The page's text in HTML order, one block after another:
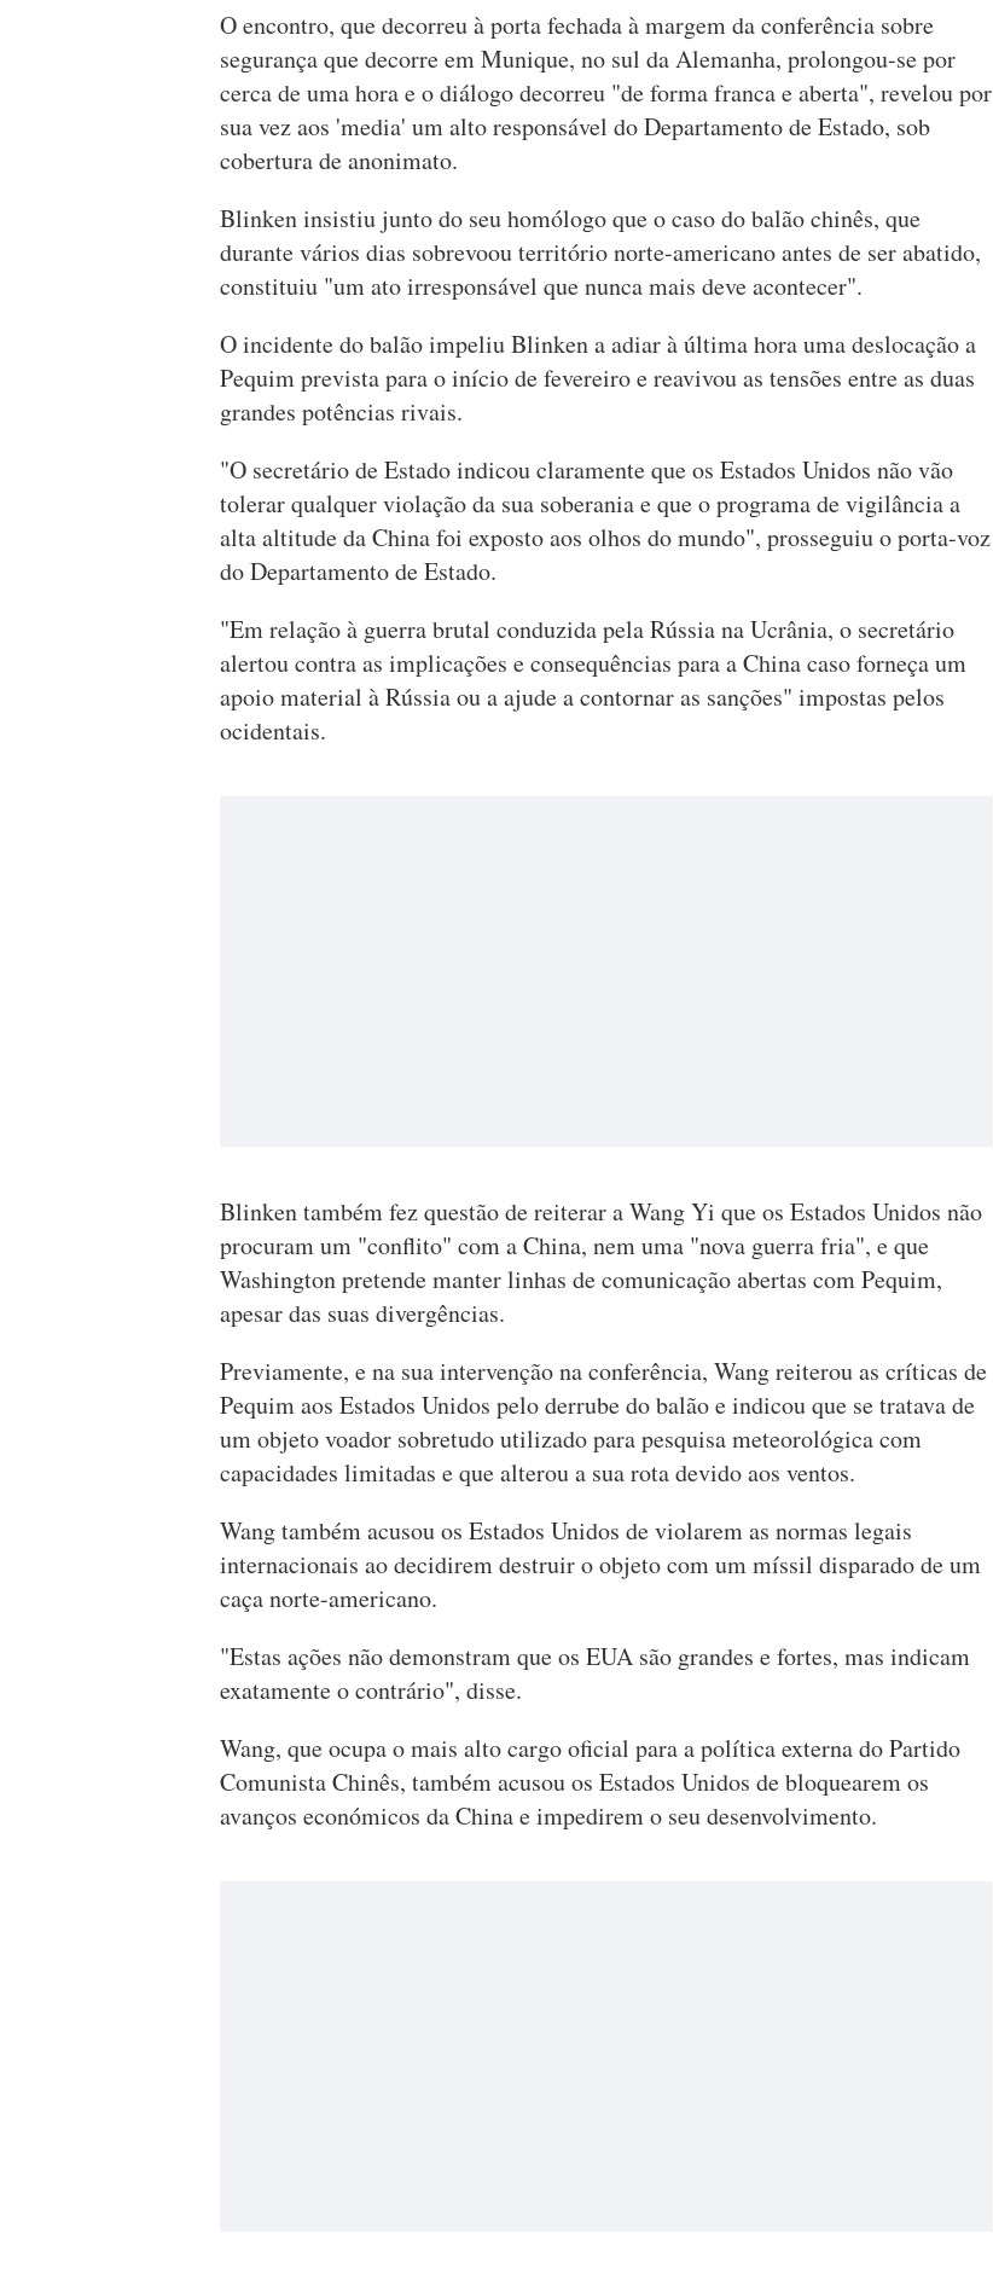
O encontro, que decorreu à porta fechada à margem da conferência sobre
segurança que decorre em Munique, no sul da Alemanha, prolongou-se por
cerca de uma hora e o diálogo decorreu "de forma franca e aberta", revelou por
sua vez aos 'media' um alto responsável do Departamento de Estado, sob
cobertura de anonimato.
Blinken insistiu junto do seu homólogo que o caso do balão chinês, que
durante vários dias sobrevoou território norte-americano antes de ser abatido,
constituiu "um ato irresponsável que nunca mais deve acontecer".
O incidente do balão impeliu Blinken a adiar à última hora uma deslocação a
Pequim prevista para o início de fevereiro e reavivou as tensões entre as duas
grandes potências rivais.
"O secretário de Estado indicou claramente que os Estados Unidos não vão
tolerar qualquer violação da sua soberania e que o programa de vigilância a
alta altitude da China foi exposto aos olhos do mundo", prosseguiu o porta-voz
do Departamento de Estado.
"Em relação à guerra brutal conduzida pela Rússia na Ucrânia, o secretário
alertou contra as implicações e consequências para a China caso forneça um
apoio material à Rússia ou a ajude a contornar as sanções" impostas pelos
ocidentais.
Blinken também fez questão de reiterar a Wang Yi que os Estados Unidos não
procuram um "conflito" com a China, nem uma "nova guerra fria", e que
Washington pretende manter linhas de comunicação abertas com Pequim,
apesar das suas divergências.
Previamente, e na sua intervenção na conferência, Wang reiterou as críticas de
Pequim aos Estados Unidos pelo derrube do balão e indicou que se tratava de
um objeto voador sobretudo utilizado para pesquisa meteorológica com
capacidades limitadas e que alterou a sua rota devido aos ventos.
Wang também acusou os Estados Unidos de violarem as normas legais
internacionais ao decidirem destruir o objeto com um míssil disparado de um
caça norte-americano.
"Estas ações não demonstram que os EUA são grandes e fortes, mas indicam
exatamente o contrário", disse.
Wang, que ocupa o mais alto cargo oficial para a política externa do Partido
Comunista Chinês, também acusou os Estados Unidos de bloquearem os
avanços económicos da China e impedirem o seu desenvolvimento.